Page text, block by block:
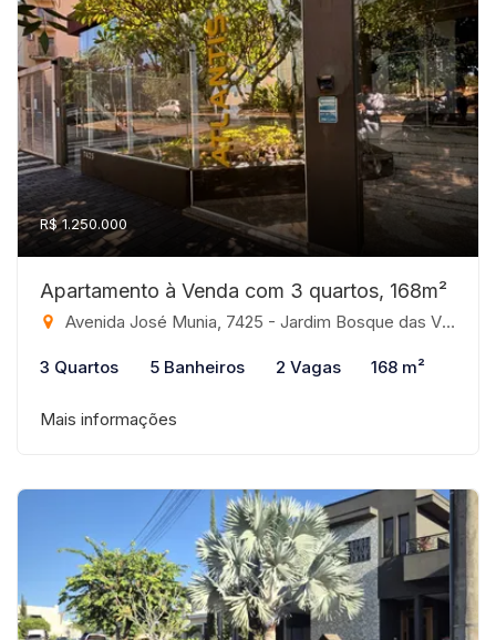
R$ 1.250.000
Apartamento à Venda com 3 quartos, 168m²
Avenida José Munia, 7425 - Jardim Bosque das Vivendas, São José do Rio Preto-SP
3 Quartos 5 Banheiros 2 Vagas 168 m²
Mais informações